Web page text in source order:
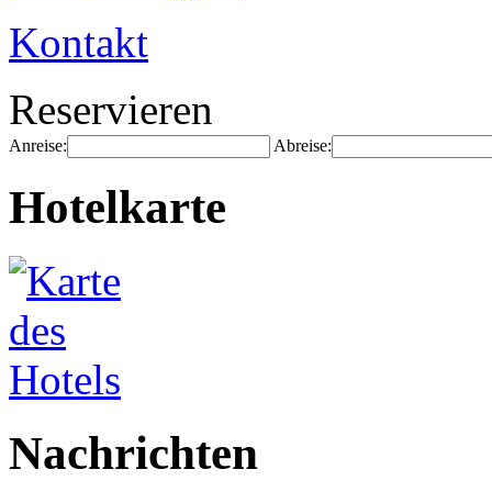
Kontakt
Reservieren
Anreise: Abreise:
Hotelkarte
Nachrichten